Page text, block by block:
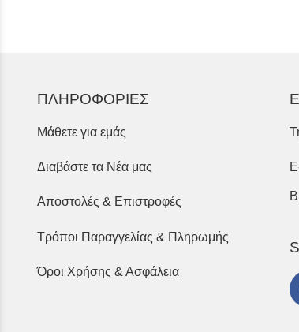
ΠΛΗΡΟΦΟΡΙΕΣ
Μάθετε για εμάς
Διαβάστε τα Νέα μας
Αποστολές & Επιστροφές
Τρόποι Παραγγελίας & Πληρωμής
Όροι Χρήσης & Ασφάλεια